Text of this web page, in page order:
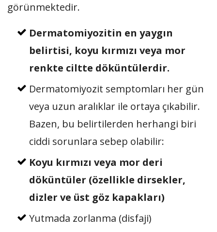
görünmektedir.
Dermatomiyozitin en yaygın
belirtisi, koyu kırmızı veya mor
renkte ciltte döküntülerdir.
Dermatomiyozit semptomları her gün
veya uzun aralıklar ile ortaya çıkabilir.
Bazen, bu belirtilerden herhangi biri
ciddi sorunlara sebep olabilir:
Koyu kırmızı veya mor deri
döküntüler (özellikle dirsekler,
dizler ve üst göz kapakları)
Yutmada zorlanma (disfaji)